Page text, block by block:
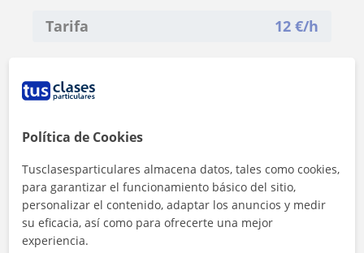
Tarifa 12 €/h
Política de Cookies
Tusclasesparticulares almacena datos, tales como cookies,
para garantizar el funcionamiento básico del sitio,
personalizar el contenido, adaptar los anuncios y medir
su eficacia, así como para ofrecerte una mejor
experiencia.